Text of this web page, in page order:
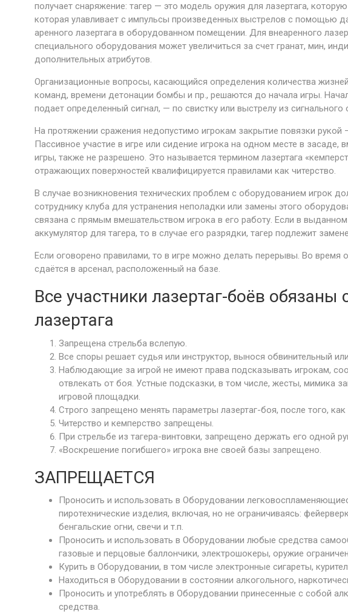
получает снаряжение: тагер — это модель оружия для лазертага,
которая улавливает с импульсы произведенных выстрелов с помощью
аренного лазертага в оборудованном помещении. Для внеаренного
специального оборудования может увеличиться за счет гранат, мин,
дополнительных атрибутов.
Организационные вопросы, касающийся определения количества
команд, времени детонации бомбы и пр., решаются до начала игры.
подает определенный сигнал, — по свистку или выстрелу из сигнального
На протяжении сражения недопустимо игрокам закрытие повязки рукой
Пассивное участие в игре или сидение игрока на одном месте в
игры, также не разрешено. Это называется термином лазертага
отражающих поверхностей квалифицируется правилами как читерство.
В случае возникновения технических проблем с оборудованием игрок
сотруднику клуба для устранения неполадки или замены этого
связана с прямым вмешательством игрока в его работу. Если в
аккумулятор для тагера, то в случае его разрядки, тагер подлежит
Если оговорено правилами, то в игре можно делать перерывы. Во время
сдаётся в арсенал, расположенный на базе.
Все участники лазертаг-боёв
лазертага
Запрещена стрельба вслепую.
Все споры решает судья или инструктор, вынося обвинительный
Наблюдающие за игрой не имеют права подсказывать игрокам,
отвлекать от боя. Устные подсказки, в том числе, жесты, мимика
игровой площадки.
Строго запрещено менять параметры лазертаг-боя, после того,
Читерство и кемперство запрещены.
При стрельбе из тагера-винтовки, запрещено держать его одной
«Воскрешение погибшего» игрока вне своей базы запрещено.
ЗАПРЕЩАЕТСЯ
Проносить и использовать в Оборудовании
пиротехнические изделия, включая, но не ограничиваясь:
бенгальские огни, свечи и т.п.
Проносить и использовать в Оборудовании любые средства
газовые и перцовые баллончики, электрошокеры, оружие
Курить в Оборудовании, в том числе электронные сигареты,
Находиться в Оборудовании в состоянии алкогольного,
Проносить и употреблять в Оборудовании принесенные с собой
средства.